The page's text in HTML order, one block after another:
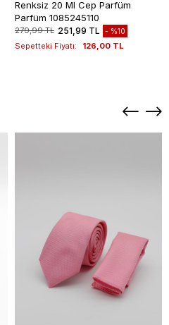
Renksiz 20 Ml Cep Parfüm
Parfüm 1085245110
279,99 TL 251,99 TL %10
Sepetteki Fiyatı: 126,00 TL